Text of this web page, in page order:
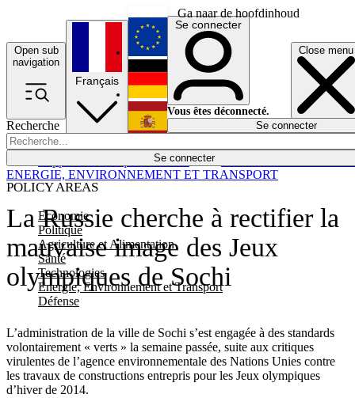
Ga naar de hoofdinhoud
Open sub
navigation
Close menu
Recherche
Se connecter
POLICY AREAS
Economie
Politique
Agriculture et Alimentation
Santé
Technologies
Energie, Environnement et Transport
Défense
Économie
Français
English
Deutsch
Español
Se connecter
Vous êtes déconnecté.
Se connecter
La Russie cherche à rectifier la
mauvaise image des Jeux
olympiques de Sochi
L’administration de la ville de Sochi s’est engagée à des standards
volontairement « verts » la semaine passée, suite aux critiques
virulentes de l’agence environnementale des Nations Unies contre
les travaux de constructions entrepris pour les Jeux olympiques
d’hiver de 2014.
ENERGIE, ENVIRONNEMENT ET TRANSPORT